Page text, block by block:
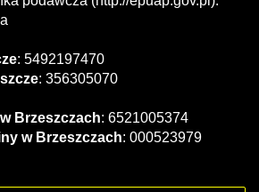
: 5492197470
: 356305070
Brzeszczach: 6521005374
w Brzeszczach: 000523979